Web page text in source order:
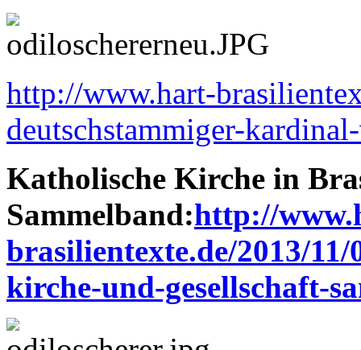
http://www.hart-
deutschstammiger-
Katholische Kirche in
Sammelband:http://
brasilientexte.de/2013/
kirche-und-gesellschaft-